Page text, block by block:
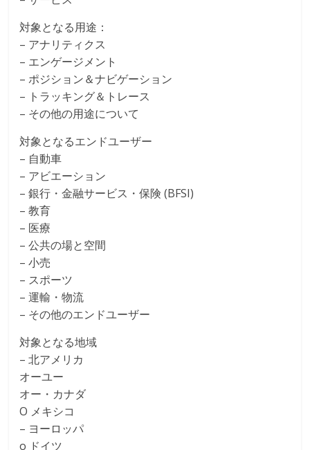
対象となる用途：
– アナリティクス
– エンゲージメント
– ポジション＆ナビゲーション
– トラッキング＆トレース
– その他の用途について
対象となるエンドユーザー
– 自動車
– アビエーション
– 銀行・金融サービス・保険 (BFSI)
– 教育
– 医療
– 公共の場と空間
– 小売
– スポーツ
– 運輸・物流
– その他のエンドユーザー
対象となる地域
– 北アメリカ
オーユー
オー・カナダ
O メキシコ
– ヨーロッパ
o ドイツ